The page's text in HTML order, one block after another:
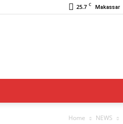
25.7 C Makassar
Home NEWS